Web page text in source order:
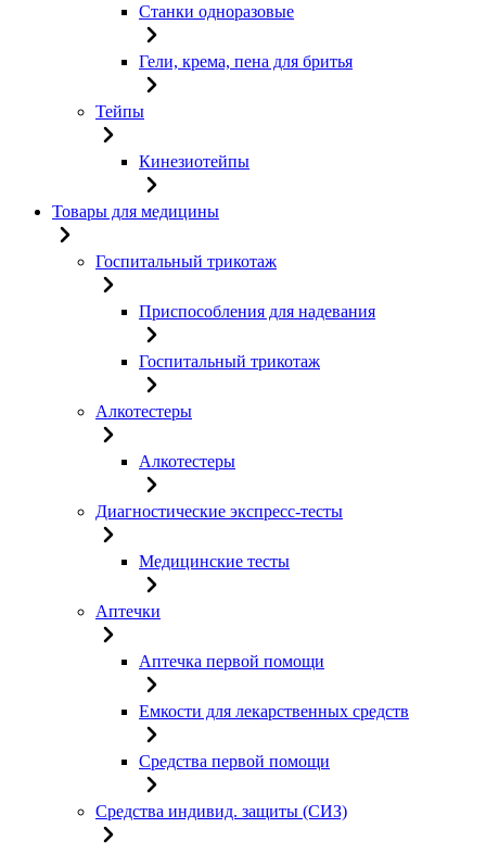
Станки одноразовые
Гели, крема, пена для бритья
Тейпы
Кинезиотейпы
Товары для медицины
Госпитальный трикотаж
Приспособления для надевания
Госпитальный трикотаж
Алкотестеры
Алкотестеры
Диагностические экспресс-тесты
Медицинские тесты
Аптечки
Аптечка первой помощи
Емкости для лекарственных средств
Средства первой помощи
Средства индивид. защиты (СИЗ)